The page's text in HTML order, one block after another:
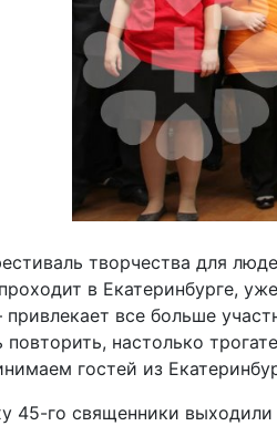
творчества для
в Екатеринбурге,
привлекает все больше
повторить, настолько
гостей из
45-го священники